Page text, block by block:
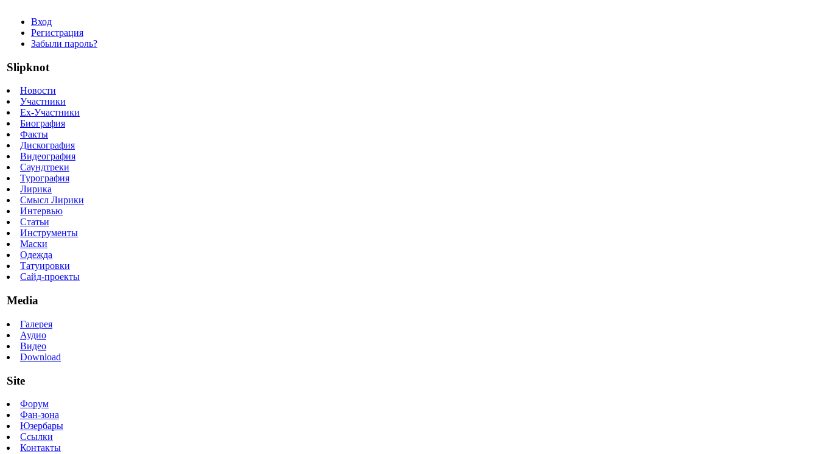
Вход
Регистрация
Забыли пароль?
Slipknot
Новости
Участники
Ex-Участники
Биография
Факты
Дискография
Видеография
Саундтреки
Турография
Лирика
Смысл Лирики
Интервью
Статьи
Инструменты
Маски
Одежда
Татуировки
Сайд-проекты
Media
Галерея
Аудио
Видео
Download
Site
Форум
Фан-зона
Юзербары
Ссылки
Контакты